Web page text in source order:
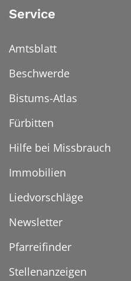
Service
Amtsblatt
Beschwerde
Bistums-Atlas
Fürbitten
Hilfe bei Missbrauch
Immobilien
Liedvorschläge
Newsletter
Pfarreifinder
Stellenanzeigen